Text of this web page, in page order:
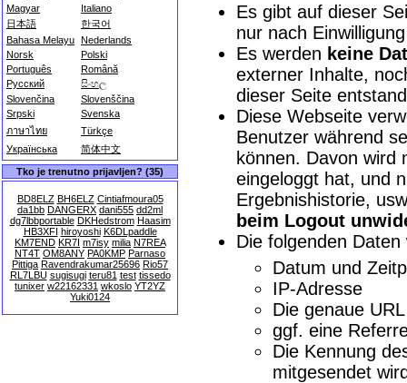
Magyar
Italiano
日本語
한국어
Bahasa Melayu Nederlands
Norsk
Polski
Português
Română
Русский
සිංහල
Slovenčina
Slovenščina
Srpski
Svenska
ภาษาไทย
Türkçe
Українська
简体中文
Tko je trenutno prijavljen? (35)
BD8ELZ BH6ELZ Cintiafmoura05
da1bb DANGERX dani555 dd2ml
dg7lbbportable DKHedstrom Haasim
HB3XFI hiroyoshi K6DLpaddle
KM7END KR7I m7isy milia N7REA
NT4T OM8ANY PA0KMP Parnaso
Pittiga Ravendrakumar25696 Rio57
RL7LBU sugisugi teru81 test tissedo
tunixer w22162331 wkoslo YT2YZ
Yuki0124
Es gibt auf dieser
nur nach
Es werden keine
externer Inhalte,
dieser Seite
Diese Webseite
Benutzer während
können. Davon wird
eingeloggt hat, und
Ergebnishistorie,
beim Logout
Die folgenden
Datum und
IP-Adresse
Die genaue
ggf. eine
Die Kennung
mitgesendet